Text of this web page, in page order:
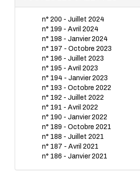
n° 200 - Juillet 2024
n° 199 - Avril 2024
n° 198 - Janvier 2024
n° 197 - Octobre 2023
n° 196 - Juillet 2023
n° 195 - Avril 2023
n° 194 - Janvier 2023
n° 193 - Octobre 2022
n° 192 - Juillet 2022
n° 191 - Avril 2022
n° 190 - Janvier 2022
n° 189 - Octobre 2021
n° 188 - Juillet 2021
n° 187 - Avril 2021
n° 186 - Janvier 2021